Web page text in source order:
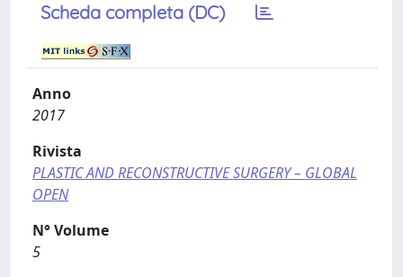
Scheda completa (DC)
Anno
2017
Rivista
PLASTIC AND RECONSTRUCTIVE SURGERY – GLOBAL
OPEN
N° Volume
5